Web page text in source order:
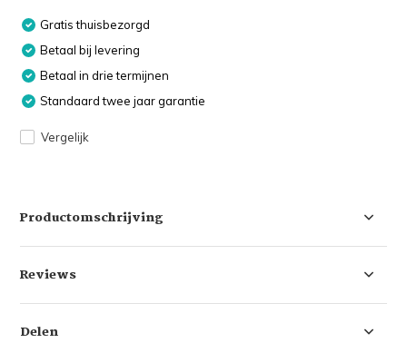
Gratis thuisbezorgd
Betaal bij levering
Betaal in drie termijnen
Standaard twee jaar garantie
Vergelijk
Productomschrijving
Reviews
Delen